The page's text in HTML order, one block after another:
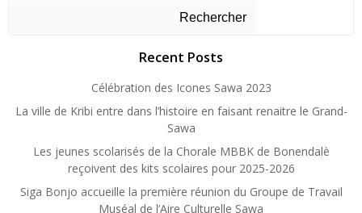
Rechercher
Recent Posts
Célébration des Icones Sawa 2023
La ville de Kribi entre dans l’histoire en faisant renaitre le Grand-
Sawa
Les jeunes scolarisés de la Chorale MBBK de Bonendalè
reçoivent des kits scolaires pour 2025-2026
Siga Bonjo accueille la première réunion du Groupe de Travail
Muséal de l’Aire Culturelle Sawa